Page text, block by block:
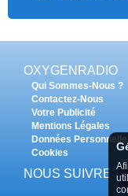
OXYGENRADIO
Qui Sommes-Nous ?
Contactez-Nous
Votre Publicité
Mentions Légales
Données
Cookies
NOUS SUIVRE